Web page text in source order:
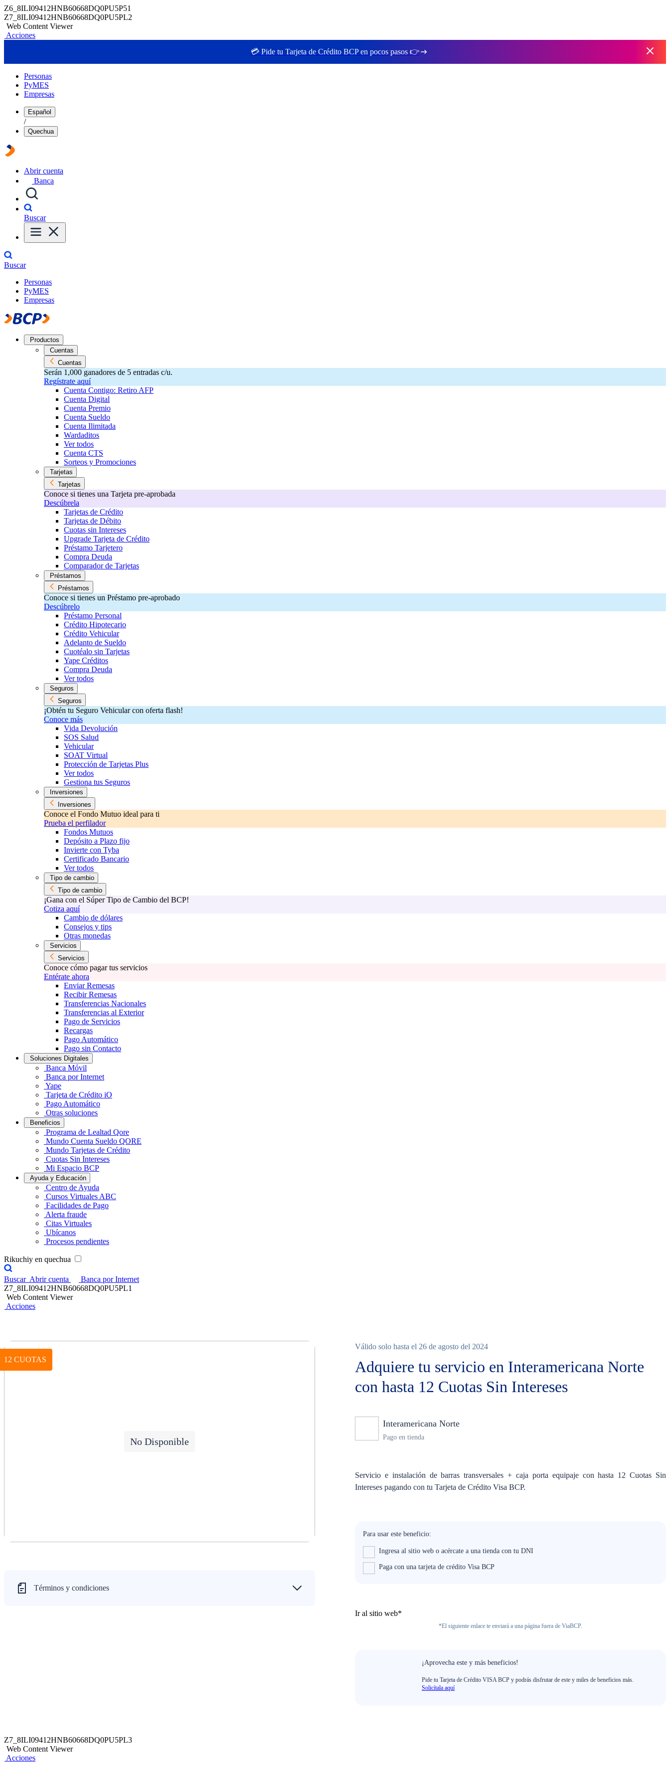
Z6_8ILI09412HNB60668DQ0PU5P51
Z7_8ILI09412HNB60668DQ0PU5PL2
Web Content Viewer
Acciones
💳 Pide tu Tarjeta de Crédito BCP en pocos pasos 👉
Personas
PyMES
Empresas
Español
/
Quechua
Abrir cuenta
Banca
Buscar
Buscar
Personas
PyMES
Empresas
Productos
Cuentas
Cuentas
Serán 1,000 ganadores de 5 entradas c/u.
Regístrate aquí
Cuenta Contigo: Retiro AFP
Cuenta Digital
Cuenta Premio
Cuenta Sueldo
Cuenta Ilimitada
Wardaditos
Ver todos
Cuenta CTS
Sorteos y Promociones
Tarjetas
Tarjetas
Conoce si tienes una Tarjeta pre-aprobada
Descúbrela
Tarjetas de Crédito
Tarjetas de Débito
Cuotas sin Intereses
Upgrade Tarjeta de Crédito
Préstamo Tarjetero
Compra Deuda
Comparador de Tarjetas
Préstamos
Préstamos
Conoce si tienes un Préstamo pre-aprobado
Descúbrelo
Préstamo Personal
Crédito Hipotecario
Crédito Vehicular
Adelanto de Sueldo
Cuotéalo sin Tarjetas
Yape Créditos
Compra Deuda
Ver todos
Seguros
Seguros
¡Obtén tu Seguro Vehicular con oferta flash!
Conoce más
Vida Devolución
SOS Salud
Vehicular
SOAT Virtual
Protección de Tarjetas Plus
Ver todos
Gestiona tus Seguros
Inversiones
Inversiones
Conoce el Fondo Mutuo ideal para ti
Prueba el perfilador
Fondos Mutuos
Depósito a Plazo fijo
Invierte con Tyba
Certificado Bancario
Ver todos
Tipo de cambio
Tipo de cambio
¡Gana con el Súper Tipo de Cambio del BCP!
Cotiza aquí
Cambio de dólares
Consejos y tips
Otras monedas
Servicios
Servicios
Conoce cómo pagar tus servicios
Entérate ahora
Enviar Remesas
Recibir Remesas
Transferencias Nacionales
Transferencias al Exterior
Pago de Servicios
Recargas
Pago Automático
Pago sin Contacto
Soluciones Digitales
Banca Móvil
Banca por Internet
Yape
Tarjeta de Crédito iO
Pago Automático
Otras soluciones
Beneficios
Programa de Lealtad Qore
Mundo Cuenta Sueldo QORE
Mundo Tarjetas de Crédito
Cuotas Sin Intereses
Mi Espacio BCP
Ayuda y Educación
Centro de Ayuda
Cursos Virtuales ABC
Facilidades de Pago
Alerta fraude
Citas Virtuales
Ubícanos
Procesos pendientes
Rikuchiy en quechua
Buscar Abrir cuenta
Banca por Internet
Z7_8ILI09412HNB60668DQ0PU5PL1
Web Content Viewer
Acciones
12 CUOTAS
No Disponible
Términos y condiciones
Válido solo hasta el 26 de agosto del 2024
Adquiere tu servicio en Interamericana Norte
con hasta 12 Cuotas Sin Intereses
Interamericana Norte
Pago en tienda
Servicio e instalación de barras transversales + caja porta equipaje con hasta 12 Cuotas Sin
Intereses pagando con tu Tarjeta de Crédito Visa BCP.
Para usar este beneficio:
Ingresa al sitio web o acércate a una tienda con tu DNI
Paga con una tarjeta de crédito Visa BCP
Ir al sitio web*
*El siguiente enlace te enviará a una página fuera de ViaBCP.
¡Aprovecha este y más beneficios!
Pide tu Tarjeta de Crédito VISA BCP y podrás disfrutar de este y miles de beneficios más.
Solicítala aquí
Z7_8ILI09412HNB60668DQ0PU5PL3
Web Content Viewer
Acciones